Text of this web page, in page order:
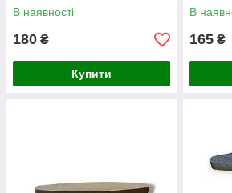
В наявності
180 ₴
Купити
В
165 ₴